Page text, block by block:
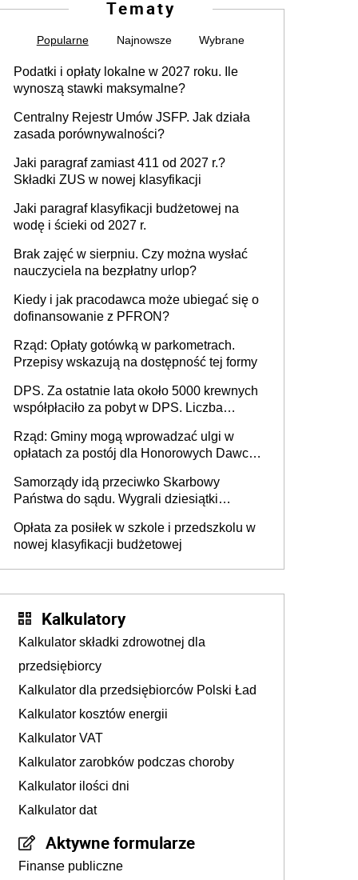
Tematy
Popularne Najnowsze Wybrane
Podatki i opłaty lokalne w 2027 roku. Ile
wynoszą stawki maksymalne?
Centralny Rejestr Umów JSFP. Jak działa
zasada porównywalności?
Jaki paragraf zamiast 411 od 2027 r.?
Składki ZUS w nowej klasyfikacji
Jaki paragraf klasyfikacji budżetowej na
wodę i ścieki od 2027 r.
Brak zajęć w sierpniu. Czy można wysłać
nauczyciela na bezpłatny urlop?
Kiedy i jak pracodawca może ubiegać się o
dofinansowanie z PFRON?
Rząd: Opłaty gotówką w parkometrach.
Przepisy wskazują na dostępność tej formy
DPS. Za ostatnie lata około 5000 krewnych
współpłaciło za pobyt w DPS. Liczba
Rząd: Gminy mogą wprowadzać ulgi w
opłatach za postój dla Honorowych Dawców
Samorządy idą przeciwko Skarbowy
Państwa do sądu. Wygrali dziesiątki
Opłata za posiłek w szkole i przedszkolu w
nowej klasyfikacji budżetowej
Kalkulatory
Kalkulator składki zdrowotnej dla
przedsiębiorcy
Kalkulator dla przedsiębiorców Polski Ład
Kalkulator kosztów energii
Kalkulator VAT
Kalkulator zarobków podczas choroby
Kalkulator ilości dni
Kalkulator dat
Aktywne formularze
Finanse publiczne